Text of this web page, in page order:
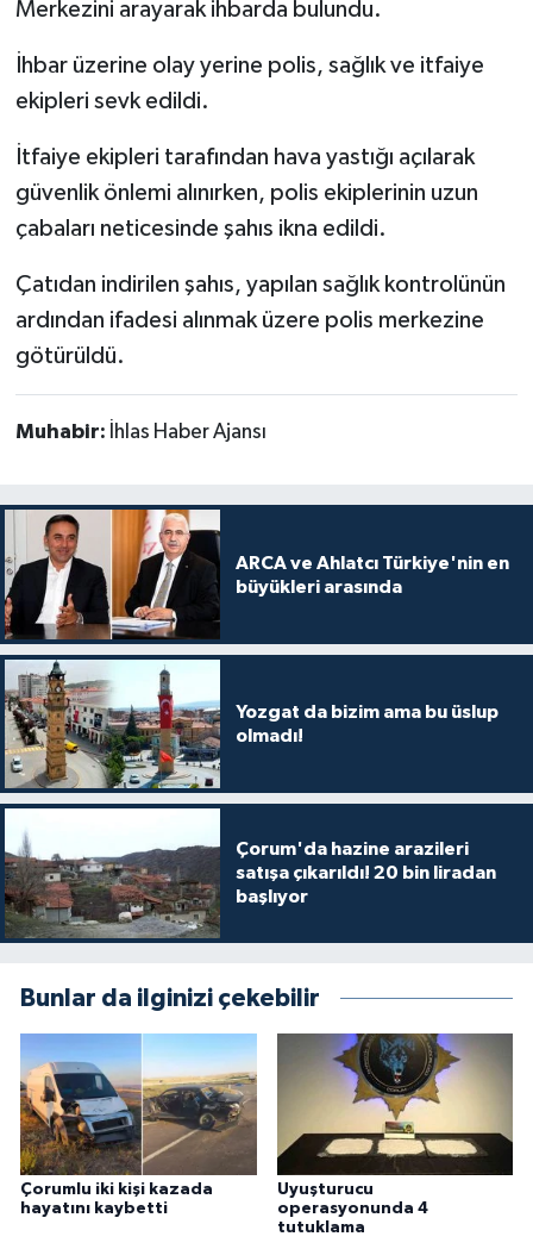
Merkezini arayarak ihbarda bulundu.
İhbar üzerine olay yerine polis, sağlık ve itfaiye
ekipleri sevk edildi.
İtfaiye ekipleri tarafından hava yastığı açılarak
güvenlik önlemi alınırken, polis ekiplerinin uzun
çabaları neticesinde şahıs ikna edildi.
Çatıdan indirilen şahıs, yapılan sağlık kontrolünün
ardından ifadesi alınmak üzere polis merkezine
götürüldü.
Muhabir: İhlas Haber Ajansı
ARCA ve Ahlatcı Türkiye'nin en
büyükleri arasında
Yozgat da bizim ama bu üslup
olmadı!
Çorum'da hazine arazileri
satışa çıkarıldı! 20 bin liradan
başlıyor
Bunlar da ilginizi çekebilir
Çorumlu iki kişi kazada
hayatını kaybetti
Uyuşturucu
operasyonunda 4
tutuklama